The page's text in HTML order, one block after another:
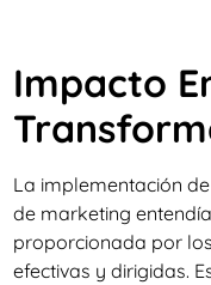
Impacto
La implementación
de marketing
proporcionada por
efectivas y dirigidas.